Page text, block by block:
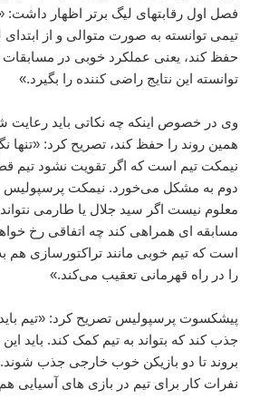
فصل اول رقابتهای لیگ برتر اظهار داشت:
تیمی توانسته به صورت متوالی و از
حفظ کند، یعنی عملکرد خوبی در
توانسته این نتایج راضی کننده را بگیرد.»
وی در خصوص اینکه چه نکاتی باید رعایت
همین روند را حفظ کند، تصریح کرد: «تنها
نیمکت تیم است که اگر تقویت نشود تیم
دوم به مشکل می‌خورد. نیمکت پرسپولیس
معلوم نیست اگر سید جلال یا طارمی
مسابقه ای همراهی کند چه اتفاقی رخ
است که تیم خوبی مانند تراکتورسازی
را در راه قهرمانی تعقیب می‌کند.»
پیشکسوت پرسپولیس تصریح کرد: «تیم
جذب کند که بتواند به تیم کمک کند. باید این
بروند تا دو بازیکن خوب خارجی جذب شوند.
نفرات کار برای تیم در بازی های